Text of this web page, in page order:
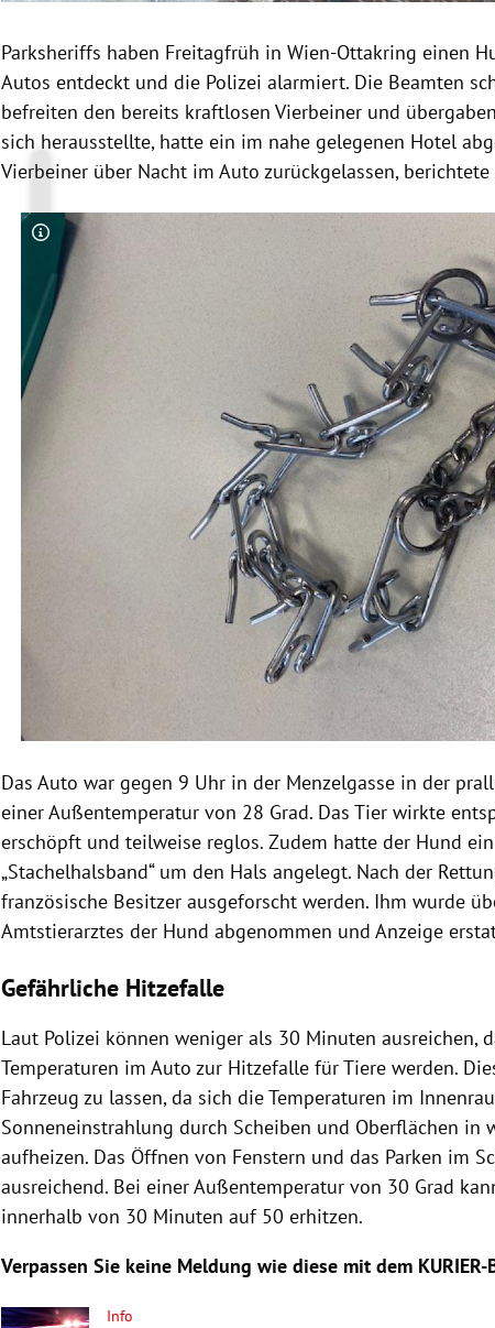
Parksheriffs haben Freitagfrüh in Wien-Ottakring einen
Autos entdeckt und die Polizei alarmiert. Die Beamten
befreiten den bereits kraftlosen Vierbeiner und
sich herausstellte, hatte ein im nahe gelegenen Hotel
Vierbeiner über Nacht im Auto zurückgelassen,
Copyright-Hinweis öffnen/schließen
Das Auto war gegen 9 Uhr in der Menzelgasse in der
einer Außentemperatur von 28 Grad. Das Tier wirkte
erschöpft und teilweise reglos. Zudem hatte der Hund
„Stachelhalsband“ um den Hals angelegt. Nach der
französische Besitzer ausgeforscht werden. Ihm wurde
Amtstierarztes der Hund abgenommen und Anzeige
Gefährliche Hitzefalle
Laut Polizei können weniger als 30 Minuten ausreichen,
Temperaturen im Auto zur Hitzefalle für Tiere werden.
Fahrzeug zu lassen, da sich die Temperaturen im
Sonneneinstrahlung durch Scheiben und Oberflächen in
aufheizen. Das Öffnen von Fenstern und das Parken im
ausreichend. Bei einer Außentemperatur von 30 Grad
innerhalb von 30 Minuten auf 50 erhitzen.
Verpassen Sie keine Meldung wie diese mit dem
Info